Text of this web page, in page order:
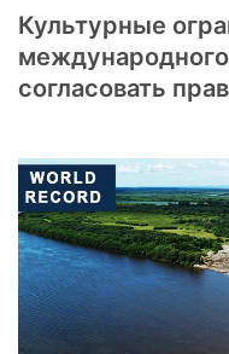
Культурные
согласовать